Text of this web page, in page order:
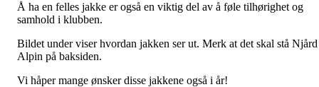
Å ha en felles jakke er også en viktig del av å føle tilhørighet og
samhold i klubben.
Bildet under viser hvordan jakken ser ut. Merk at det skal stå Njård
Alpin på baksiden.
Vi håper mange ønsker disse jakkene også i år!